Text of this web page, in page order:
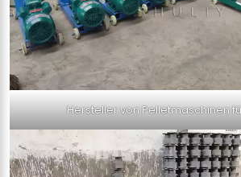
Hersteller von Pelletmaschinen